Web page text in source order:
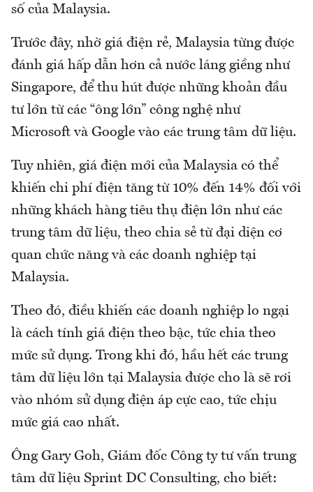
số của Malaysia.
Trước đây, nhờ giá điện rẻ, Malaysia từng được
đánh giá hấp dẫn hơn cả nước láng giềng như
Singapore, để thu hút được những khoản đầu
tư lớn từ các “ông lớn” công nghệ như
Microsoft và Google vào các trung tâm dữ liệu.
Tuy nhiên, giá điện mới của Malaysia có thể
khiến chi phí điện tăng từ 10% đến 14% đối với
những khách hàng tiêu thụ điện lớn như các
trung tâm dữ liệu, theo chia sẻ từ đại diện cơ
quan chức năng và các doanh nghiệp tại
Malaysia.
Theo đó, điều khiến các doanh nghiệp lo ngại
là cách tính giá điện theo bậc, tức chia theo
mức sử dụng. Trong khi đó, hầu hết các trung
tâm dữ liệu lớn tại Malaysia được cho là sẽ rơi
vào nhóm sử dụng điện áp cực cao, tức chịu
mức giá cao nhất.
Ông Gary Goh, Giám đốc Công ty tư vấn trung
tâm dữ liệu Sprint DC Consulting, cho biết: